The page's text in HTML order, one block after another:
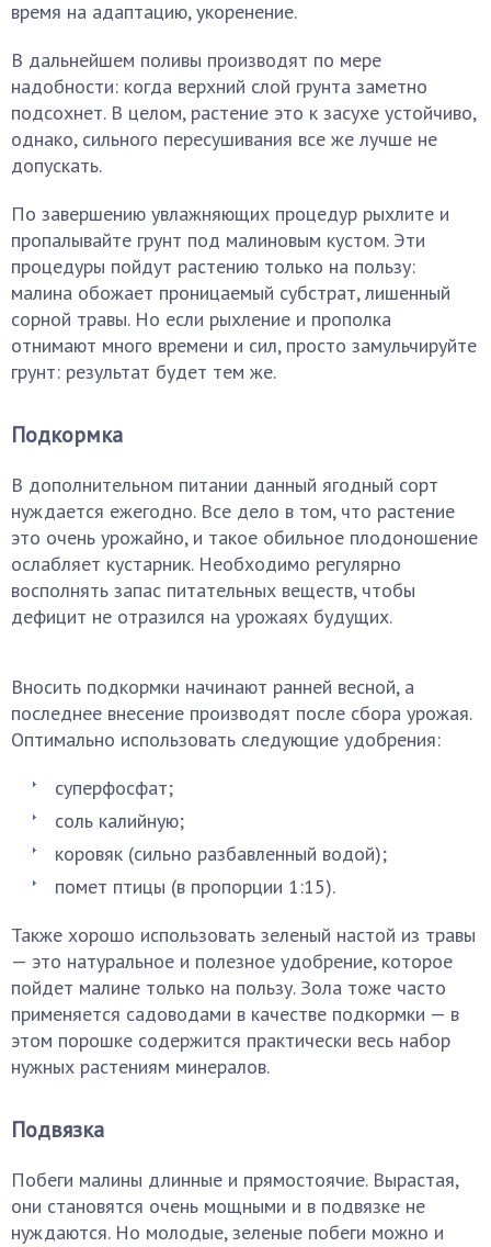
время на адаптацию, укоренение.
В дальнейшем поливы производят по мере
надобности: когда верхний слой грунта заметно
подсохнет. В целом, растение это к засухе устойчиво,
однако, сильного пересушивания все же лучше не
допускать.
По завершению увлажняющих процедур рыхлите и
пропалывайте грунт под малиновым кустом. Эти
процедуры пойдут растению только на пользу:
малина обожает проницаемый субстрат, лишенный
сорной травы. Но если рыхление и прополка
отнимают много времени и сил, просто замульчируйте
грунт: результат будет тем же.
Подкормка
В дополнительном питании данный ягодный сорт
нуждается ежегодно. Все дело в том, что растение
это очень урожайно, и такое обильное плодоношение
ослабляет кустарник. Необходимо регулярно
восполнять запас питательных веществ, чтобы
дефицит не отразился на урожаях будущих.
Вносить подкормки начинают ранней весной, а
последнее внесение производят после сбора урожая.
Оптимально использовать следующие удобрения:
суперфосфат;
соль калийную;
коровяк (сильно разбавленный водой);
помет птицы (в пропорции 1:15).
Также хорошо использовать зеленый настой из травы
— это натуральное и полезное удобрение, которое
пойдет малине только на пользу. Зола тоже часто
применяется садоводами в качестве подкормки — в
этом порошке содержится практически весь набор
нужных растениям минералов.
Подвязка
Побеги малины длинные и прямостоячие. Вырастая,
они становятся очень мощными и в подвязке не
нуждаются. Но молодые, зеленые побеги можно и